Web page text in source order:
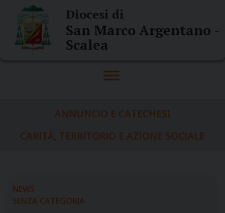
content
Diocesi di
San Marco Argentano -
Scalea
ANNUNCIO E CATECHESI
CARITÀ, TERRITORIO E AZIONE SOCIALE
NEWS
SENZA CATEGORIA